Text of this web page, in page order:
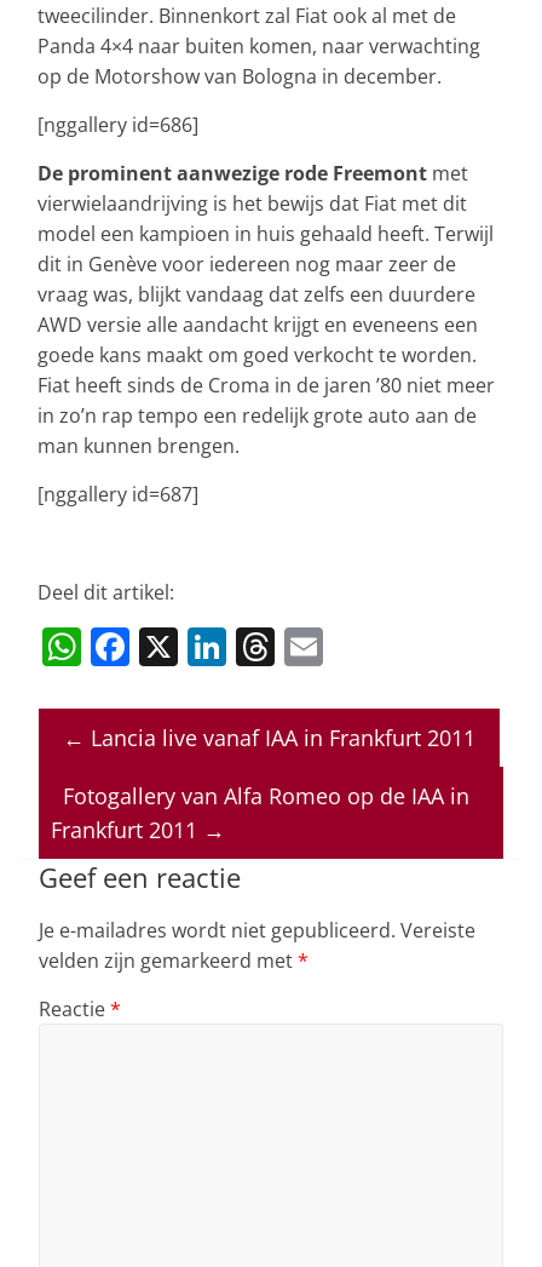
tweecilinder. Binnenkort zal Fiat ook al met de
Panda 4×4 naar buiten komen, naar verwachting
op de Motorshow van Bologna in december.
[nggallery id=686]
De prominent aanwezige rode Freemont met
vierwielaandrijving is het bewijs dat Fiat met dit
model een kampioen in huis gehaald heeft. Terwijl
dit in Genève voor iedereen nog maar zeer de
vraag was, blijkt vandaag dat zelfs een duurdere
AWD versie alle aandacht krijgt en eveneens een
goede kans maakt om goed verkocht te worden.
Fiat heeft sinds de Croma in de jaren ’80 niet meer
in zo’n rap tempo een redelijk grote auto aan de
man kunnen brengen.
[nggallery id=687]
Deel dit artikel:
W
at
s
A
p
p
F
c
e
b
o
o
k
X Li
k
e
dI
T
re
a
d
ai
l
← Lancia live vanaf IAA in Frankfurt 2011
Fotogallery van Alfa Romeo op de IAA in
Frankfurt 2011 →
Geef een reactie
Je e-mailadres wordt niet gepubliceerd. Vereiste
velden zijn gemarkeerd met*
Reactie*